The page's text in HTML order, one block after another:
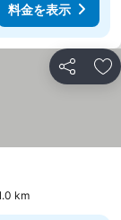
料金を表示
シェア お
km